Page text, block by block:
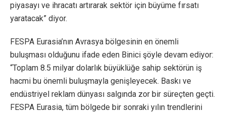
piyasayı ve ihracatı artırarak sektör için büyüme fırsatı
yaratacak” diyor.
FESPA Eurasia’nın Avrasya bölgesinin en önemli
buluşması olduğunu ifade eden Binici şöyle devam ediyor:
“Toplam 8.5 milyar dolarlık büyüklüğe sahip sektörün iş
hacmi bu önemli buluşmayla genişleyecek. Baskı ve
endüstriyel reklam dünyası salgında zor bir süreçten geçti.
FESPA Eurasia, tüm bölgede bir sonraki yılın trendlerini